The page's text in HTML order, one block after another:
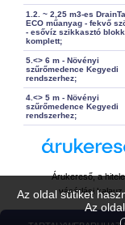
Az oldal sütiket
Az
1.2. ~ 2,25 m3-es
ECO műanyag - fekvő
- esővíz szikkasztó
komplett;
5.<> 6 m - Növényi
szűrőmedence Kegyedi
rendszerhez;
4.<> 5 m - Növényi
szűrőmedence Kegyedi
rendszerhez;
Árukereső, a
vásárlási kalauz